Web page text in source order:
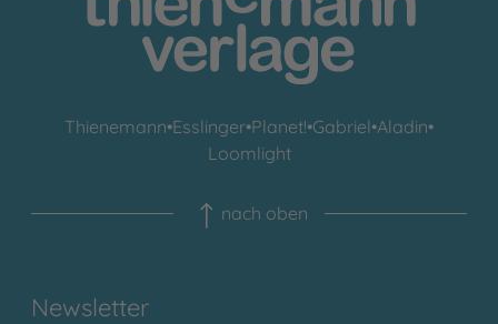
Thienemann•Esslinger•Planet!•Gabriel•Aladin•
Loomlight
nach oben
Newsletter